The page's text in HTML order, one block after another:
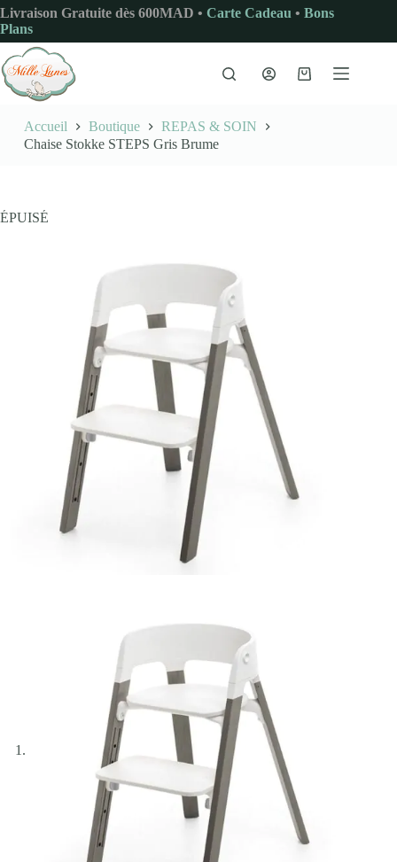
Passer
au
contenu
Livraison Gratuite dès 600MAD • Carte Cadeau • Bons
Plans
Panier
Accueil Boutique
REPAS & SOIN
Chaise Stokke STEPS Gris Brume
ÉPUISÉ